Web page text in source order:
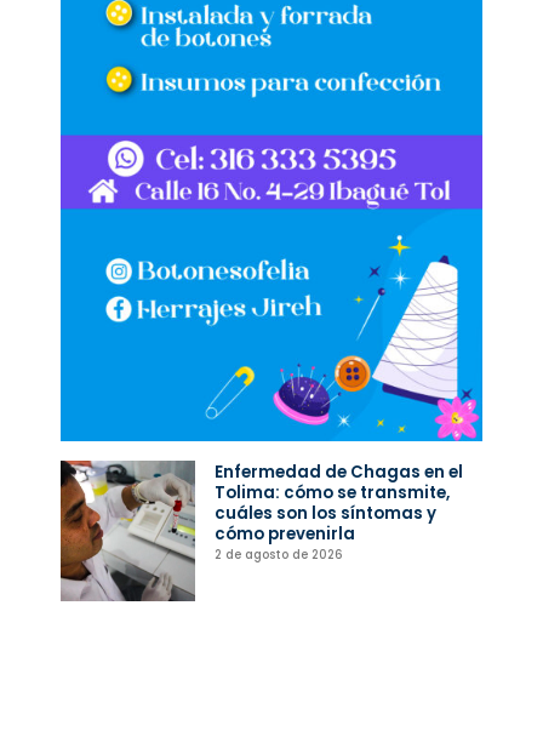
Enfermedad de Chagas en el
Tolima: cómo se transmite,
cuáles son los síntomas y
cómo prevenirla
2 de agosto de 2026